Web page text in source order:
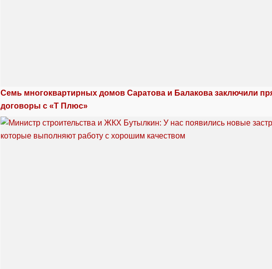
Семь многоквартирных домов Саратова и Балакова заключили
договоры с «Т Плюс»